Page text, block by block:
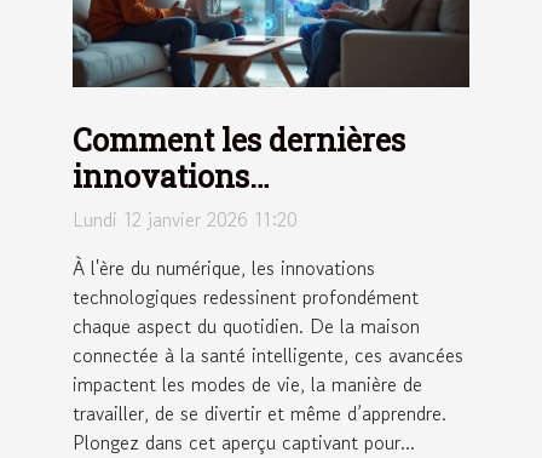
Comment les dernières
innovations
technologiques
transforment-elles notre
quotidien ?
Lundi 12 janvier 2026 11:20
À l'ère du numérique, les innovations
technologiques redessinent profondément
chaque aspect du quotidien. De la maison
connectée à la santé intelligente, ces avancées
impactent les modes de vie, la manière de
travailler, de se divertir et même d’apprendre.
Plongez dans cet aperçu captivant pour...